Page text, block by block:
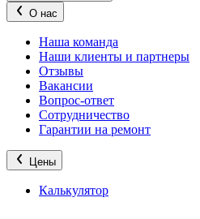
О нас
Наша команда
Наши клиенты и партнеры
Отзывы
Вакансии
Вопрос-ответ
Сотрудничество
Гарантии на ремонт
Цены
Калькулятор